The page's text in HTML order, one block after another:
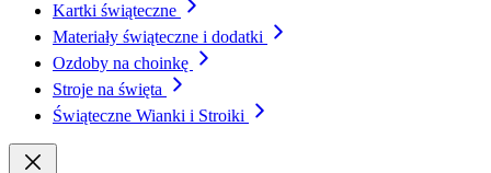
Kartki świąteczne
Materiały świąteczne i dodatki
Ozdoby na choinkę
Stroje na święta
Świąteczne Wianki i Stroiki